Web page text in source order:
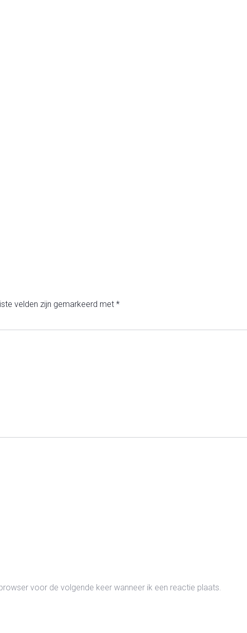
velden zijn gemarkeerd met *
voor de volgende keer wanneer ik een reactie plaats.